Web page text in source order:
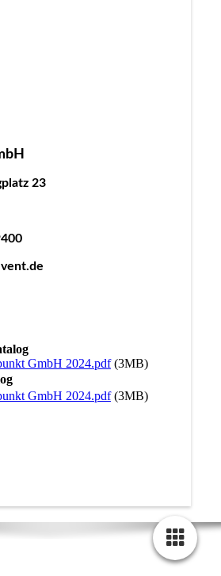
23
GmbH 2024.pdf(3MB)
GmbH 2024.pdf(3MB)